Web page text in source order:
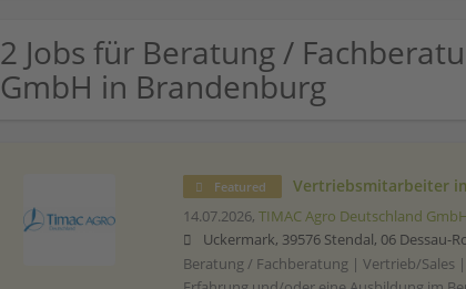
2 Jobs für Beratung /
GmbH in Brandenburg
Featured Vertriebsmitarbeiter
14.07.2026, TIMAC Agro Deutschland GmbH
Uckermark, 39576 Stendal, 06 Dessau-
Beratung / Fachberatung | Vertrieb/Sales